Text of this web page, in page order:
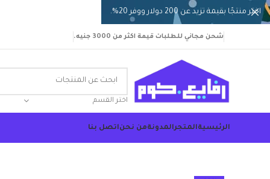
شحن مجاني للطلبات قيمة اكثر من 3000 جنيه.
اختر القسم
الرئيسيةالمتجرالمدونةمن نحناتصل بنا
اختر منتجًا بقيمة تزيد عن 200 دولار ووفر 20%.